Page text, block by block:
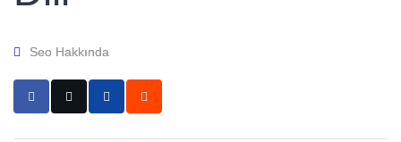
Seo Hakkında